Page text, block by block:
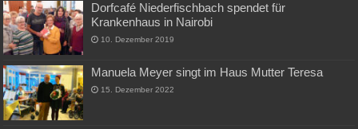
Dorfcafé Niederfischbach spendet für
Krankenhaus in Nairobi
10. Dezember 2019
Manuela Meyer singt im Haus Mutter Teresa
15. Dezember 2022